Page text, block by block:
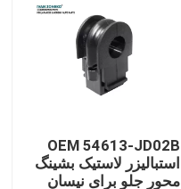
OEM 54613-JD02B
استبالیزر لاستیک بشینگ
محور جلو برای نیسان